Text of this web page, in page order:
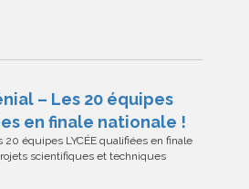
– Les 20 équipes
en finale nationale !
20 équipes LYCÉE qualifiées en finale
scientifiques et techniques